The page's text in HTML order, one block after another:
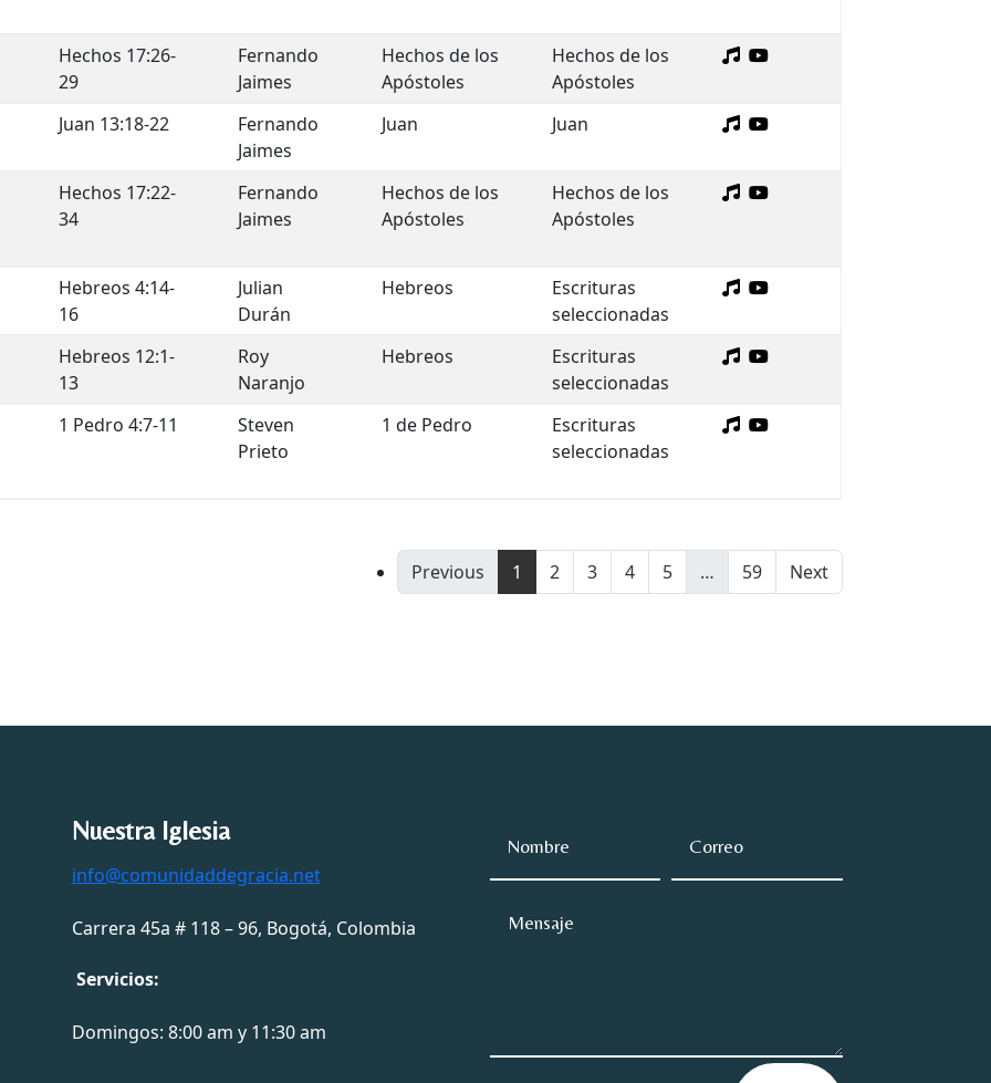
Hechos 17:26-
29
Fernando
Jaimes
Hechos de los
Apóstoles
Hechos de los
Apóstoles
Juan 13:18-22
Fernando
Jaimes
Juan Juan
Hechos 17:22-
34
Fernando
Jaimes
Hechos de los
Apóstoles
Hechos de los
Apóstoles
Hebreos 4:14-
16
Julian
Durán
Hebreos
Escrituras
seleccionadas
Hebreos 12:1-
13
Roy
Naranjo
Hebreos
Escrituras
seleccionadas
1 Pedro 4:7-11
Steven
Prieto
1 de Pedro
Escrituras
seleccionadas
Previous 1 2 3 4 5 … 59 Next
Nuestra Iglesia
info@comunidaddegracia.net
Carrera 45a # 118 – 96, Bogotá, Colombia
Servicios:
Domingos: 8:00 am y 11:30 am